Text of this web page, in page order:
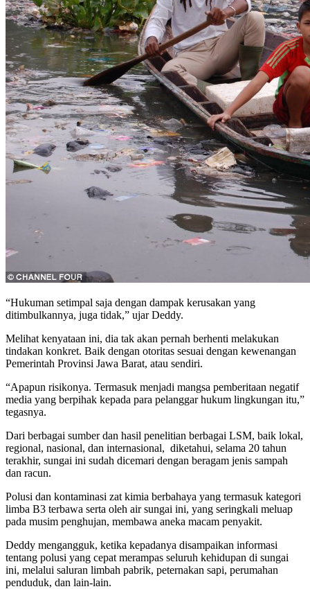
“Hukuman setimpal saja dengan dampak kerusakan yang
ditimbulkannya, juga tidak,” ujar Deddy.
Melihat kenyataan ini, dia tak akan pernah berhenti melakukan
tindakan konkret. Baik dengan otoritas sesuai dengan kewenangan
Pemerintah Provinsi Jawa Barat, atau sendiri.
“Apapun risikonya. Termasuk menjadi mangsa pemberitaan negatif
media yang berpihak kepada para pelanggar hukum lingkungan itu,”
tegasnya.
Dari berbagai sumber dan hasil penelitian berbagai LSM, baik lokal,
regional, nasional, dan internasional, diketahui, selama 20 tahun
terakhir, sungai ini sudah dicemari dengan beragam jenis sampah
dan racun.
Polusi dan kontaminasi zat kimia berbahaya yang termasuk kategori
limba B3 terbawa serta oleh air sungai ini, yang seringkali meluap
pada musim penghujan, membawa aneka macam penyakit.
Deddy mengangguk, ketika kepadanya disampaikan informasi
tentang polusi yang cepat merampas seluruh kehidupan di sungai
ini, melalui saluran limbah pabrik, peternakan sapi, perumahan
penduduk, dan lain-lain.